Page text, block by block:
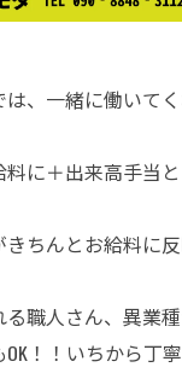
、一緒に働いて
に＋出来高手当
ちんとお給料に反
職人さん、異業種
！！いちから丁